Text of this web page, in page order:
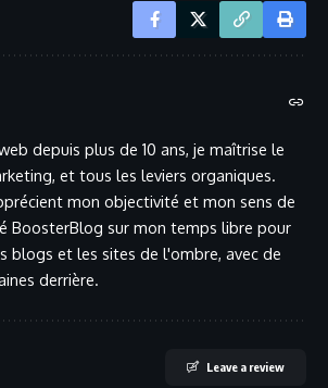
depuis plus de 10 ans, je maîtrise le
et tous les leviers organiques.
mon objectivité et mon sens de
BoosterBlog sur mon temps libre pour
blogs et les sites de l'ombre, avec de
derrière.
Leave a review